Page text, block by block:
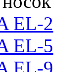
EL-2
EL-5